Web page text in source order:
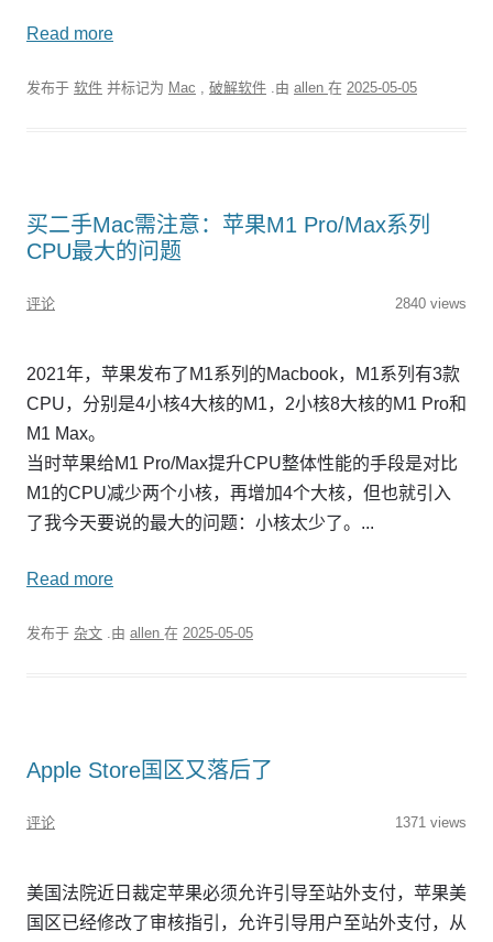
Read more
发布于 软件 并标记为 Mac , 破解软件 .由 allen 在 2025-05-05
买二手Mac需注意：苹果M1 Pro/Max系列
CPU最大的问题
评论 2840 views
2021年，苹果发布了M1系列的Macbook，M1系列有3款
CPU，分别是4小核4大核的M1，2小核8大核的M1 Pro和
M1 Max。
当时苹果给M1 Pro/Max提升CPU整体性能的手段是对比
M1的CPU减少两个小核，再增加4个大核，但也就引入
了我今天要说的最大的问题：小核太少了。...
Read more
发布于 杂文 .由 allen 在 2025-05-05
Apple Store国区又落后了
评论 1371 views
美国法院近日裁定苹果必须允许引导至站外支付，苹果美
国区已经修改了审核指引，允许引导用户至站外支付，从